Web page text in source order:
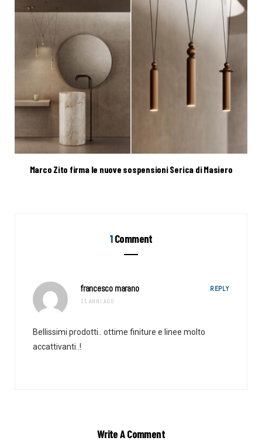
Marco Zito firma le nuove sospensioni Serica di Masiero
1Comment
francesco marano
11 ANNI AGO
REPLY
Bellissimi prodotti.. ottime finiture e linee molto
accattivanti..!
Write A Comment